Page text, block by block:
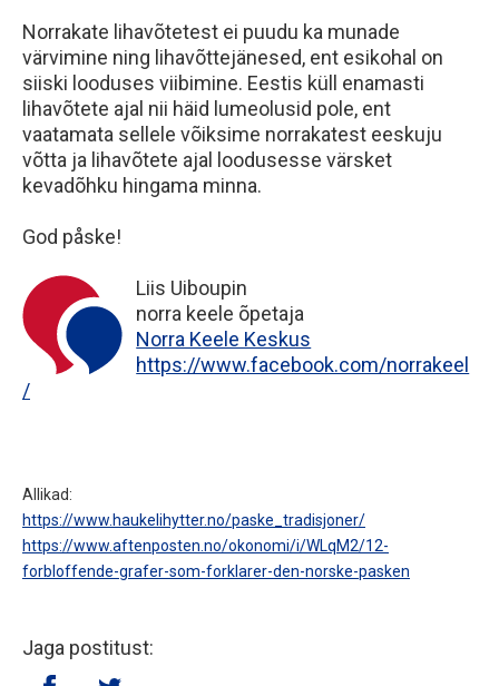
Norrakate lihavõtetest ei puudu ka munade
värvimine ning lihavõttejänesed, ent esikohal on
siiski looduses viibimine. Eestis küll enamasti
lihavõtete ajal nii häid lumeolusid pole, ent
vaatamata sellele võiksime norrakatest eeskuju
võtta ja lihavõtete ajal loodusesse värsket
kevadõhku hingama minna.
God påske!
Liis Uiboupin
norra keele õpetaja
Norra Keele Keskus
https://www.facebook.com/norrakeel
/
Allikad:
https://www.haukelihytter.no/paske_tradisjoner/
https://www.aftenposten.no/okonomi/i/WLqM2/12-
forbloffende-grafer-som-forklarer-den-norske-pasken
Jaga postitust: